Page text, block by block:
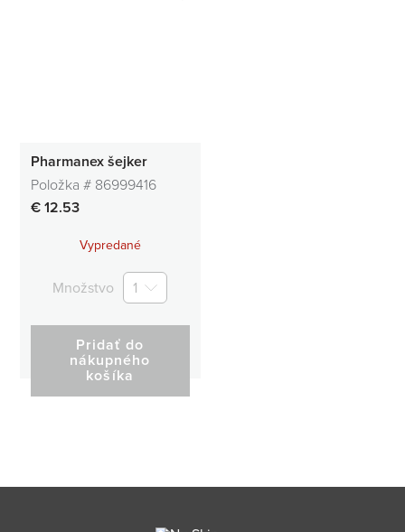
Pharmanex šejker
Položka # 86999416
€ 12.53
Vypredané
Množstvo 1
Pridať do
nákupného
košíka